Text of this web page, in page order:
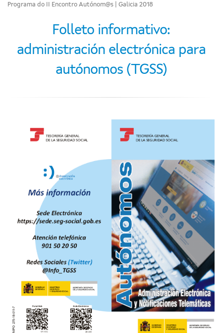
Programa do II Encontro Autónom@s | Galicia 2018
Folleto informativo:
administración electrónica para
autónomos (TGSS)